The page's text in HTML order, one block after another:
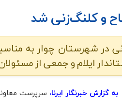
و عمرانی در شهرستان چوار
ایلام و جمعی از
به گزارش خبرنگار ایرنا، سرپرست